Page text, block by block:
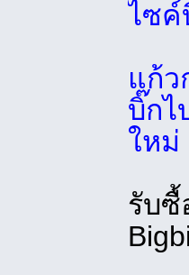
ไซค์
แก้ว
บิ๊กไ
ใหม่
รับซื้